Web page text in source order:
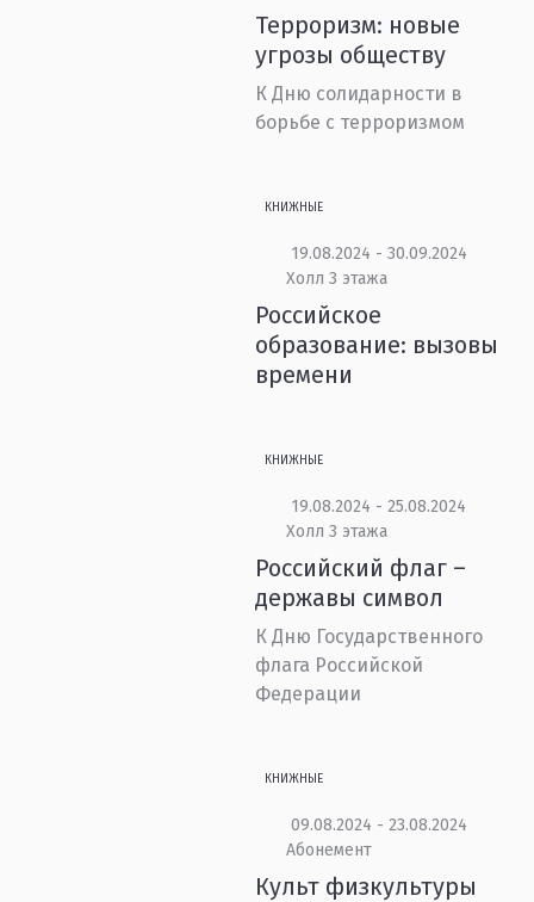
Терроризм: новые
угрозы обществу
К Дню солидарности в
борьбе с терроризмом
КНИЖНЫЕ
19.08.2024 - 30.09.2024
Холл 3 этажа
Российское
образование: вызовы
времени
КНИЖНЫЕ
19.08.2024 - 25.08.2024
Холл 3 этажа
Российский флаг –
державы символ
К Дню Государственного
флага Российской
Федерации
КНИЖНЫЕ
09.08.2024 - 23.08.2024
Абонемент
Культ физкультуры